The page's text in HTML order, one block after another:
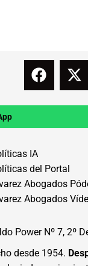
IA
del Portal
Abogados
Abogados
Power Nº 7, 2º
desde 1954.